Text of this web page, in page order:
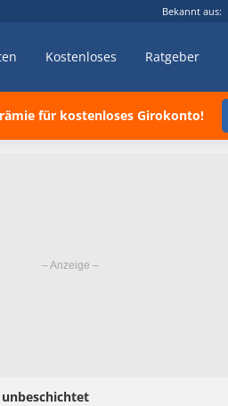
Bekannt aus:
Kostenloses Ratgeber
für kostenloses Girokonto!